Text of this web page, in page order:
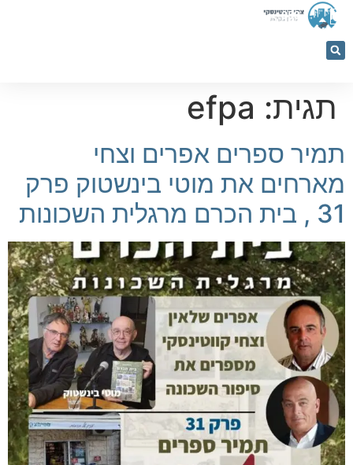
053-
5366884
תגית: efpa
תמיר ספרים אפרים וצחי
מארחים את מוטי בינשטוק פרק
31 , בית הכרם מרגלית השכונות